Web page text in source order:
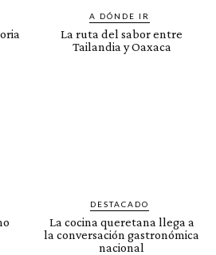
A DÓNDE IR
La ruta del sabor entre
Tailandia y Oaxaca
DESTACADO
La cocina queretana llega a
la conversación gastronómica
nacional